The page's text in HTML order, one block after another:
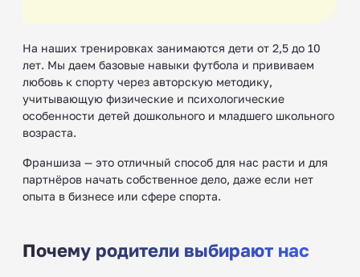
На наших тренировках занимаются дети от 2,5 до 10
лет. Мы даем базовые навыки футбола и прививаем
любовь к спорту через авторскую методику,
учитывающую физические и психологические
особенности детей дошкольного и младшего школьного
возраста.
Франшиза — это отличный способ для нас расти и для
партнёров начать собственное дело, даже если нет
опыта в бизнесе или сфере спорта.
Почему родители выбирают нас